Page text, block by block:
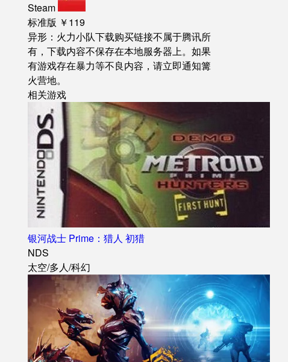
Steam
标准版 ￥119
异形：火力小队下载购买链接不属于腾讯所
有，下载内容不保存在本地服务器上。如果
有游戏存在暴力等不良内容，请立即通知篝
火营地。
相关游戏
银河战士 Prime：猎人 初猎
NDS
太空/多人/科幻